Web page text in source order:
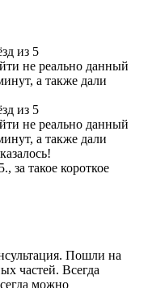
из 5
не реально данный
а также дали
из 5
не реально данный
а также дали
за такое короткое
Пошли на
частей. Всегда
можно